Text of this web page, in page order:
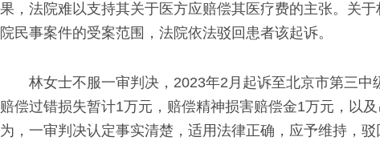
果，法院难以支持其关于医方应赔偿其医疗费的主张。关
院民事案件的受案范围，法院依法驳回患者该起诉。
林女士不服一审判决，2023年2月起诉至北京市第三
赔偿过错损失暂计1万元，赔偿精神损害赔偿金1万元，以
为，一审判决认定事实清楚，适用法律正确，应予维持，驳